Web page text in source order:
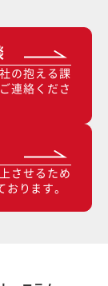
の抱える課
連絡くださ
させるため
ります。